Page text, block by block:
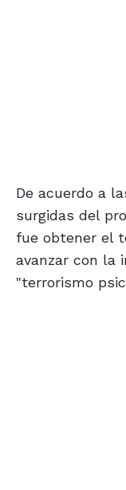
De acuerdo a
surgidas del
fue obtener el
avanzar con la
"terrorismo